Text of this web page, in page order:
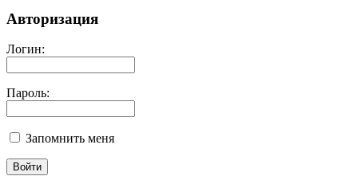
Авторизация
Логин:
Пароль:
Запомнить меня